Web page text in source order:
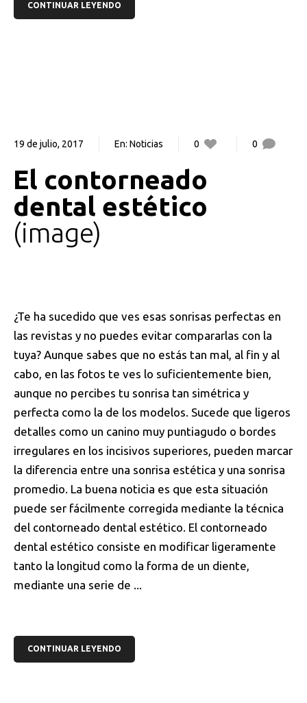
CONTINUAR LEYENDO
19 de julio, 2017 En: Noticias 0 0
El contorneado
dental estético
image
¿Te ha sucedido que ves esas sonrisas perfectas en
las revistas y no puedes evitar compararlas con la
tuya? Aunque sabes que no estás tan mal, al fin y al
cabo, en las fotos te ves lo suficientemente bien,
aunque no percibes tu sonrisa tan simétrica y
perfecta como la de los modelos. Sucede que ligeros
detalles como un canino muy puntiagudo o bordes
irregulares en los incisivos superiores, pueden marcar
la diferencia entre una sonrisa estética y una sonrisa
promedio. La buena noticia es que esta situación
puede ser fácilmente corregida mediante la técnica
del contorneado dental estético. El contorneado
dental estético consiste en modificar ligeramente
tanto la longitud como la forma de un diente,
mediante una serie de ...
CONTINUAR LEYENDO